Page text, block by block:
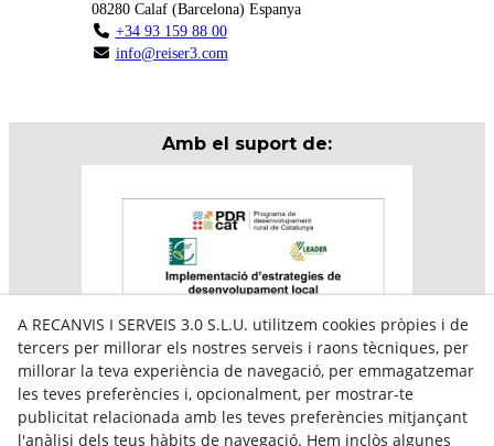
08280 Calaf (Barcelona) Espanya
+34 93 159 88 00
info@reiser3.com
Amb el suport de:
A RECANVIS I SERVEIS 3.0 S.L.U. utilitzem cookies pròpies i de
tercers per millorar els nostres serveis i raons tècniques, per
millorar la teva experiència de navegació, per emmagatzemar
les teves preferències i, opcionalment, per mostrar-te
publicitat relacionada amb les teves preferències mitjançant
l'anàlisi dels teus hàbits de navegació. Hem inclòs algunes